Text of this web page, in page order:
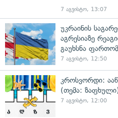
7 აგვისტო, 13:07
უკრაინის
აგრესიაზე
გაუხსნა
7 აგვისტო, 12:50
კროსვორდი:
(თემა:
7 აგვისტო, 12:00